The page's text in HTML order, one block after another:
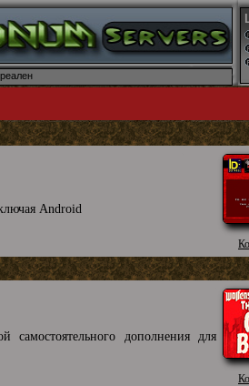
Android
самостоятельного дополнения для